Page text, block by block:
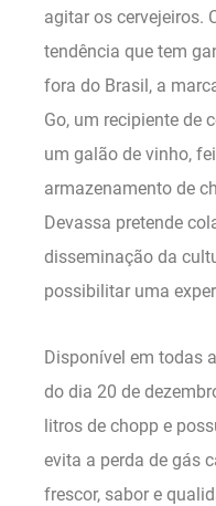
agitar os cervejeiros.
tendência que tem
fora do Brasil, a
Go, um recipiente de
um galão de vinho,
armazenamento de
Devassa pretende
disseminação da
possibilitar uma
Disponível em todas
do dia 20 de
litros de chopp e
evita a perda de gás
frescor, sabor e